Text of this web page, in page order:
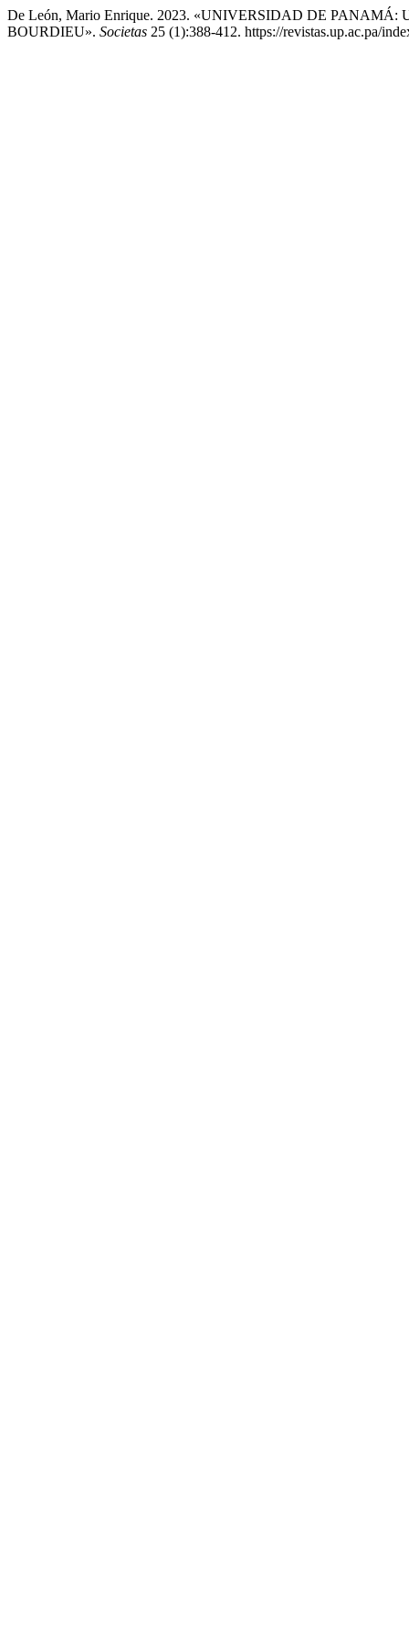
De León, Mario Enrique. 2023. «UNIVERSIDAD DE
BOURDIEU». Societas 25 (1):388-412. https://revistas.up.ac.pa/